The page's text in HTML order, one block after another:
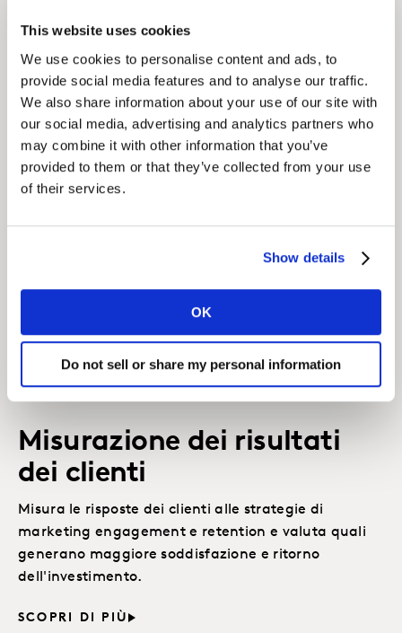
This website uses cookies
We use cookies to personalise content and ads, to
provide social media features and to analyse our traffic.
We also share information about your use of our site with
our social media, advertising and analytics partners who
may combine it with other information that you’ve
provided to them or that they’ve collected from your use
of their services.
Show details
OK
Do not sell or share my personal information
personalizzare le comunicazioni, per aumentare
l'engagement e accrescere i tassi di fidelizzazione.
SCOPRI DI PIÙ
Comprendere il Contesto
del Cliente
Unisce dati transazionali, comportamentali e
attitudinali per aiutarti a comprendere le
motivazioni dei consumatori e diventare ancora più
meaningful.
Misurazione dei risultati
dei clienti
Misura le risposte dei clienti alle strategie di
marketing engagement e retention e valuta quali
generano maggiore soddisfazione e ritorno
dell'investimento.
SCOPRI DI PIÙ